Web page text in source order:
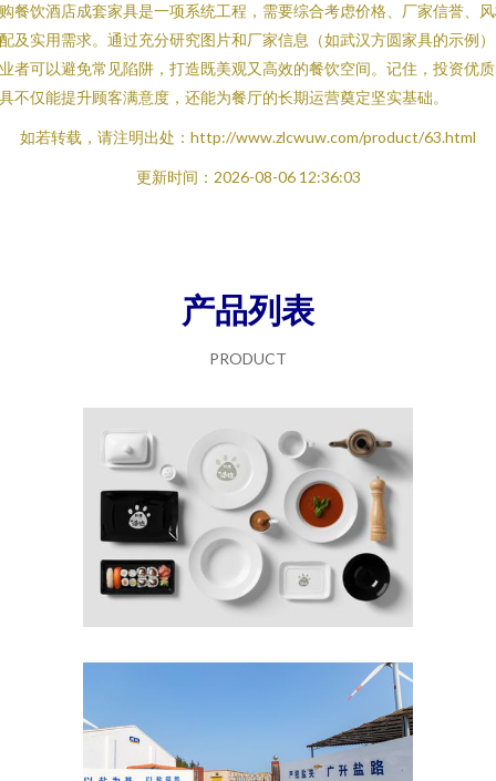
餐饮酒店成套家具是一项系统工程，需要综合考虑价格、厂家信誉、
及实用需求。通过充分研究图片和厂家信息（如武汉方圆家具的示例
者可以避免常见陷阱，打造既美观又高效的餐饮空间。记住，投资优
不仅能提升顾客满意度，还能为餐厅的长期运营奠定坚实基础。
如若转载，请注明出处：http://www.zlcwuw.com/product/63.html
更新时间：2026-08-06 12:36:03
产品列表
PRODUCT